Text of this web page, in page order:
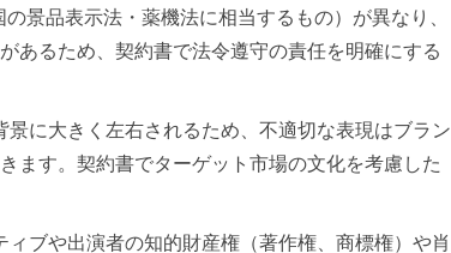
景品表示法・薬機法に相当するもの）が異なり、
あるため、契約書で法令遵守の責任を明確にする
景に大きく左右されるため、不適切な表現はブラン
ます。契約書でターゲット市場の文化を考慮した
ィブや出演者の知的財産権（著作権、商標権）や肖